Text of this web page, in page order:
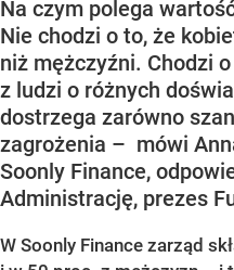
Na czym polega
Nie chodzi o to, że
niż mężczyźni. Chodzi o
z ludzi o różnych
dostrzega zarówno
zagrożenia – mówi
Soonly Finance,
Administrację, prezes
W Soonly Finance zarząd